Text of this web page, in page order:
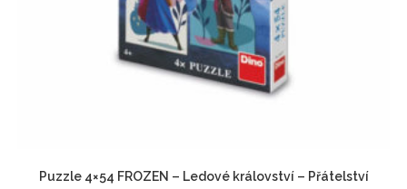
Puzzle 4×54 FROZEN – Ledové království – Přátelství